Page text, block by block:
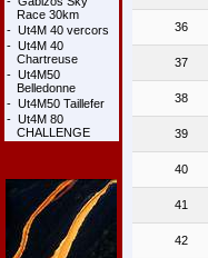
Race 30km
- Ut4M 40 vercors
- Ut4M 40
Chartreuse
- Ut4M50
Belledonne
- Ut4M50 Taillefer
- Ut4M 80
CHALLENGE
36
37
38
39
40
41
42